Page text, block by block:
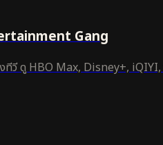
Gang
วี ดู HBO Max, Disney+,